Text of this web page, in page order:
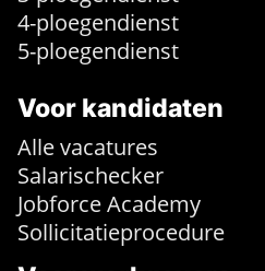
4-ploegendienst
5-ploegendienst
Voor kandidaten
Alle vacatures
Salarischecker
Jobforce Academy
Sollicitatieprocedure